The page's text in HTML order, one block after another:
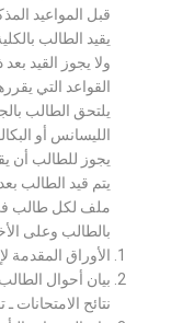
قبل المواعيد
يقيد الطالب
ولا يجوز القيد
القواعد التي
يلتحق الطالب
الليسانس أو
يجوز للطالب أن
يتم قيد الطالب
ملف لكل طالب في
بالطالب وعلى
الأوراق المقدمة
بيان أحوال الطالب
نتائح الامتحانات ـ